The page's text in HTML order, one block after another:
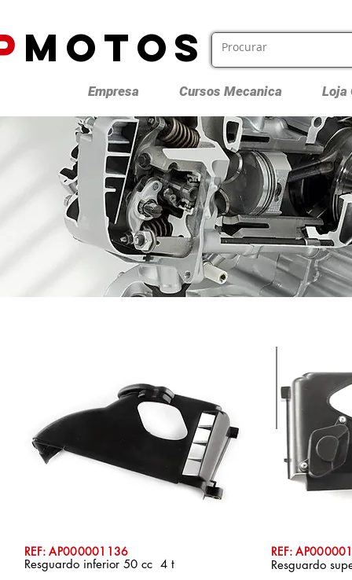
MOTOS
Empresa Cursos Mecanica Loja
REF: AP000001136
Resguardo inferior 50 cc 4 t
REF:
Resguardo